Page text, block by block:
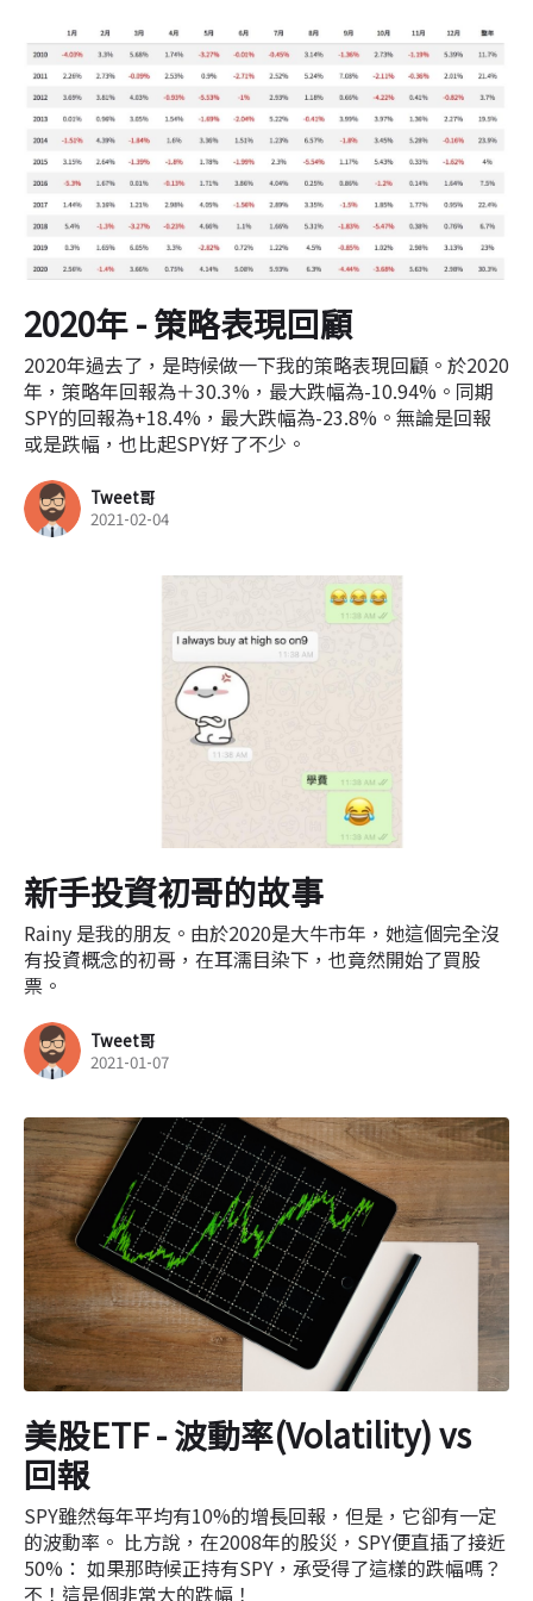
2020年 - 策略表現回顧
2020年過去了，是時候做一下我的策略表現回顧。於2020
年，策略年回報為＋30.3%，最大跌幅為-10.94%。同期
SPY的回報為+18.4%，最大跌幅為-23.8%。無論是回報
或是跌幅，也比起SPY好了不少。
Tweet哥
2021-02-04
新手投資初哥的故事
Rainy 是我的朋友。由於2020是大牛市年，她這個完全沒
有投資概念的初哥，在耳濡目染下，也竟然開始了買股
票。
Tweet哥
2021-01-07
美股ETF - 波動率(Volatility) vs
回報
SPY雖然每年平均有10%的增長回報，但是，它卻有一定
的波動率。 比方說，在2008年的股災，SPY便直插了接近
50%： 如果那時候正持有SPY，承受得了這樣的跌幅嗎？
不！這是個非常大的跌幅！